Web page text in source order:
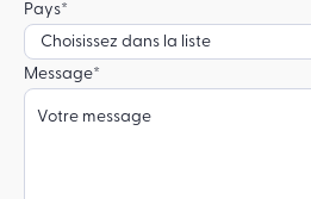
Pays*
Message*